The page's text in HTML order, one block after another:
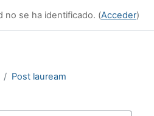
no se ha identificado. (Acceder)
Post lauream